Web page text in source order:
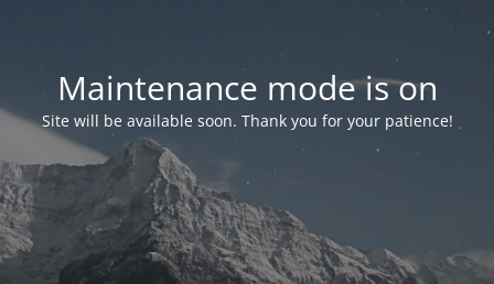
Maintenance mode is on
Site will be available soon. Thank you for your patience!